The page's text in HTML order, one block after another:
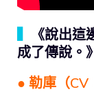
《說出
成了傳說。
● 勒庫（CV